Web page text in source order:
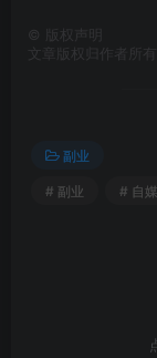
©
版权声明
文章版权归作者所
副业
# 副业 # 自